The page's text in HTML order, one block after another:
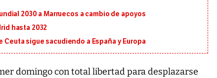
2030 a Marruecos a cambio de apoyos
hasta 2032
Ceuta sigue sacudiendo a España y Europa
domingo con total libertad para desplazarse
emergencia de gran